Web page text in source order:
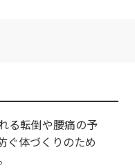
る転倒や腰痛の予
ぐ体づくりのため